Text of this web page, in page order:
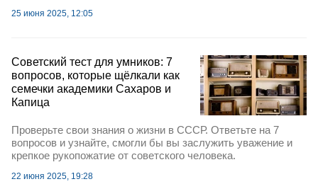
25 июня 2025, 12:05
Советский тест для умников: 7
вопросов, которые щёлкали как
семечки академики Сахаров и
Капица
Проверьте свои знания о жизни в СССР. Ответьте на 7
вопросов и узнайте, смогли бы вы заслужить уважение и
крепкое рукопожатие от советского человека.
22 июня 2025, 19:28